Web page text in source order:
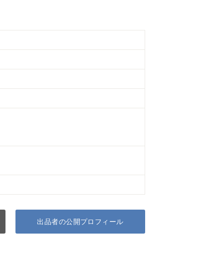
出品者の公開プロフィール